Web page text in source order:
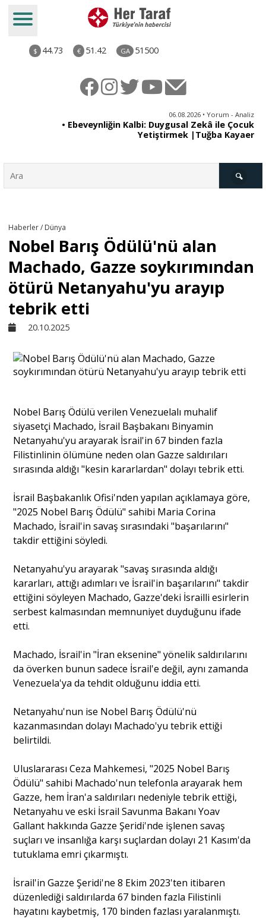
$ 44.73 € 51.42 GA 51500
06.08.2026 • Yorum - Analiz
• Ebeveynliğin Kalbi: Duygusal Zekâ ile Çocuk
Yetiştirmek |Tuğba Kayaer
Sivil Toplum
Ekonomi
Dünya
Yorum - Analiz
Yazı Dizisi
Portre
Yazarlar
Eğitim
Dosya Haber
Ankara Analiz
Haberler / Dünya
Nobel Barış Ödülü'nü alan
Machado, Gazze soykırımından
ötürü Netanyahu'yu arayıp
tebrik etti
20.10.2025
Nobel Barış Ödülü verilen Venezuelalı muhalif
siyasetçi Machado, İsrail Başbakanı Binyamin
Netanyahu'yu arayarak İsrail'in 67 binden fazla
Filistinlinin ölümüne neden olan Gazze saldırıları
sırasında aldığı "kesin kararlardan" dolayı tebrik etti.
İsrail Başbakanlık Ofisi'nden yapılan açıklamaya göre,
"2025 Nobel Barış Ödülü" sahibi Maria Corina
Machado, İsrail'in savaş sırasındaki "başarılarını"
takdir ettiğini söyledi.
Netanyahu'yu arayarak "savaş sırasında aldığı
kararları, attığı adımları ve İsrail'in başarılarını" takdir
ettiğini söyleyen Machado, Gazze'deki İsrailli esirlerin
serbest kalmasından memnuniyet duyduğunu ifade
etti.
Machado, İsrail'in "İran eksenine" yönelik saldırılarını
da överken bunun sadece İsrail'e değil, aynı zamanda
Venezuela'ya da tehdit olduğunu iddia etti.
Netanyahu'nun ise Nobel Barış Ödülü'nü
kazanmasından dolayı Machado'yu tebrik ettiği
belirtildi.
Uluslararası Ceza Mahkemesi, "2025 Nobel Barış
Ödülü" sahibi Machado'nun telefonla arayarak hem
Gazze, hem İran'a saldırıları nedeniyle tebrik ettiği,
Netanyahu ve eski İsrail Savunma Bakanı Yoav
Gallant hakkında Gazze Şeridi'nde işlenen savaş
suçları ve insanlığa karşı suçlardan dolayı 21 Kasım'da
tutuklama emri çıkarmıştı.
İsrail'in Gazze Şeridi'ne 8 Ekim 2023'ten itibaren
düzenlediği saldırılarda 67 binden fazla Filistinli
hayatını kaybetmiş, 170 binden fazlası yaralanmıştı.